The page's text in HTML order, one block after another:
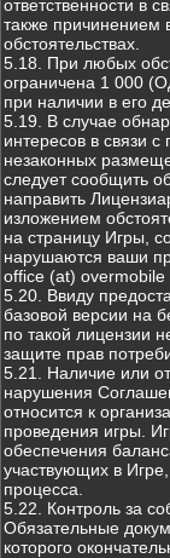
ответственности в
также причинением
обстоятельствах.
5.18. При любых
ограничена 1 000
при наличии в его
5.19. В случае
интересов в связи
незаконных
следует сообщить
направить
изложением
на страницу Игры,
нарушаются ваши
office (at) overmobile
5.20. Ввиду
базовой версии на
по такой лицензии
защите прав
5.21. Наличие или
нарушения
относится к
проведения игры.
обеспечения
участвующих в
процесса.
5.22. Контроль за
Обязательные
которого